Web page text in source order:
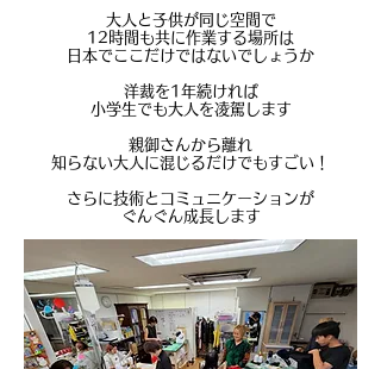
大人と子供が同じ空間で
12時間も共に作業する場所は
日本でここだけではないでしょうか
洋裁を1年続ければ
小学生でも大人を凌駕します
親御さんから離れ
知らない大人に混じるだけでもすごい！
さらに技術とコミュニケーションが
ぐんぐん成長します